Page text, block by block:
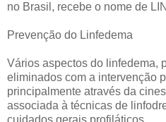
no Brasil, recebe o nome de
Prevenção do Linfedema
Vários aspectos do linfedema,
eliminados com a intervenção
principalmente através da
associada à técnicas de
cuidados gerais profiláticos.